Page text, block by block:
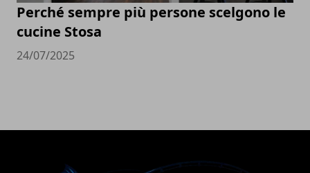
Perché sempre più persone scelgono le
cucine Stosa
24/07/2025